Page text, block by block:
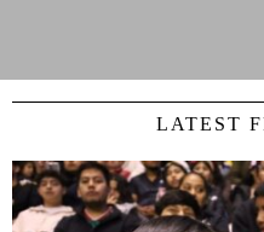
LATEST